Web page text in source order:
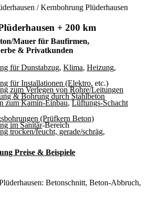
+ 200 km
Mauer für Baufirmen,
& Privatkunden
für Dunstabzug, Klima, Heizung,
für Installationen (Elektro, etc.)
zum Verlegen von Rohre/Leitungen
& Bohrung durch Stahlbeton
zum Kamin-Einbau,Lüftungs-Schacht
(Prüfkern Beton)
im Sanitär-Bereich
trocken/feucht, gerade/schräg,
Preise & Beispiele